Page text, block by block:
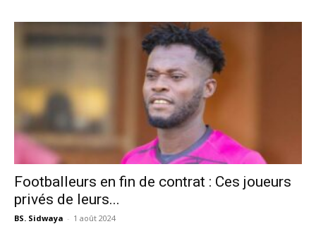
Footballeurs en fin de contrat : Ces joueurs
privés de leurs...
BS. Sidwaya - 1 août 2024